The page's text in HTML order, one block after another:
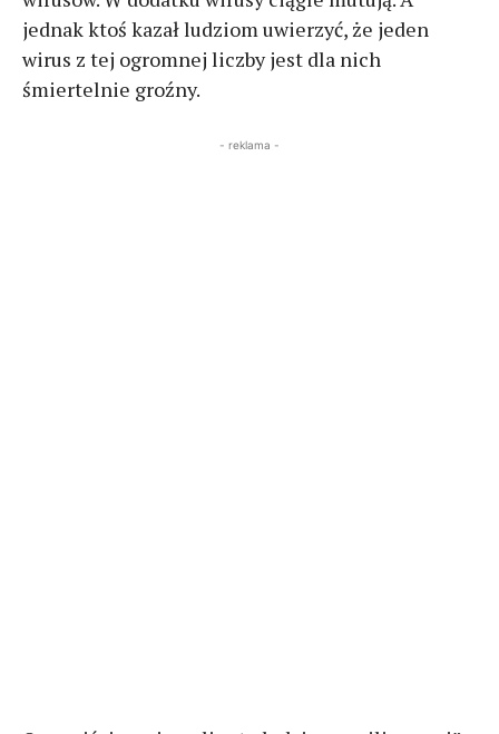
jednak ktoś kazał ludziom uwierzyć, że jeden
wirus z tej ogromnej liczby jest dla nich
śmiertelnie groźny.
- reklama -